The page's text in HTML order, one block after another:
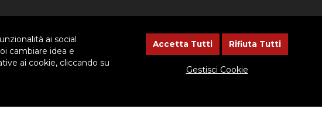
ai social
cambiare idea e
ai cookie, cliccando su
Accetta Tutti Rifiuta Tutti
Gestisci Cookie
NEWSLETTER
Lasciaci il tuo indirizzo email, ti